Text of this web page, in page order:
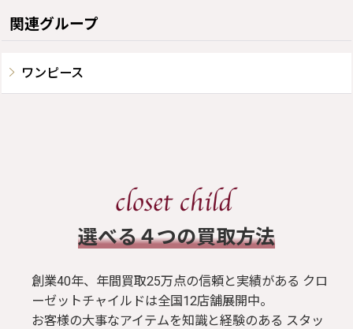
関連グループ
ワンピース
​選べる４つの買取方法
創業40年、年間買取25万点の信頼と実績がある クロ
ーゼットチャイルドは全国12店舗展開中。
お客様の大事なアイテムを知識と経験のある スタッ